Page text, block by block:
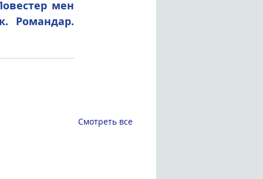
мен
Романдар.
Смотреть все